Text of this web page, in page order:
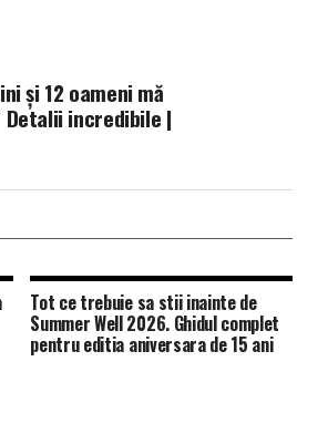
și 12 oameni mă
Detalii incredibile |
Tot ce trebuie sa stii inainte de
Summer Well 2026. Ghidul complet
pentru editia aniversara de 15 ani